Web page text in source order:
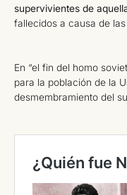
supervivientes de
fallecidos a causa de
En “el fin del homo
para la población de la
desmembramiento del